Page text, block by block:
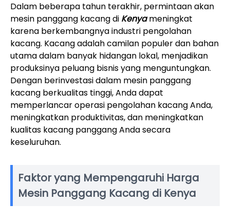
Dalam beberapa tahun terakhir, permintaan akan
mesin panggang kacang di Kenyameningkat
karena berkembangnya industri pengolahan
kacang. Kacang adalah camilan populer dan bahan
utama dalam banyak hidangan lokal, menjadikan
produksinya peluang bisnis yang menguntungkan.
Dengan berinvestasi dalam mesin panggang
kacang berkualitas tinggi, Anda dapat
memperlancar operasi pengolahan kacang Anda,
meningkatkan produktivitas, dan meningkatkan
kualitas kacang panggang Anda secara
keseluruhan.
Faktor yang Mempengaruhi Harga
Mesin Panggang Kacang di Kenya